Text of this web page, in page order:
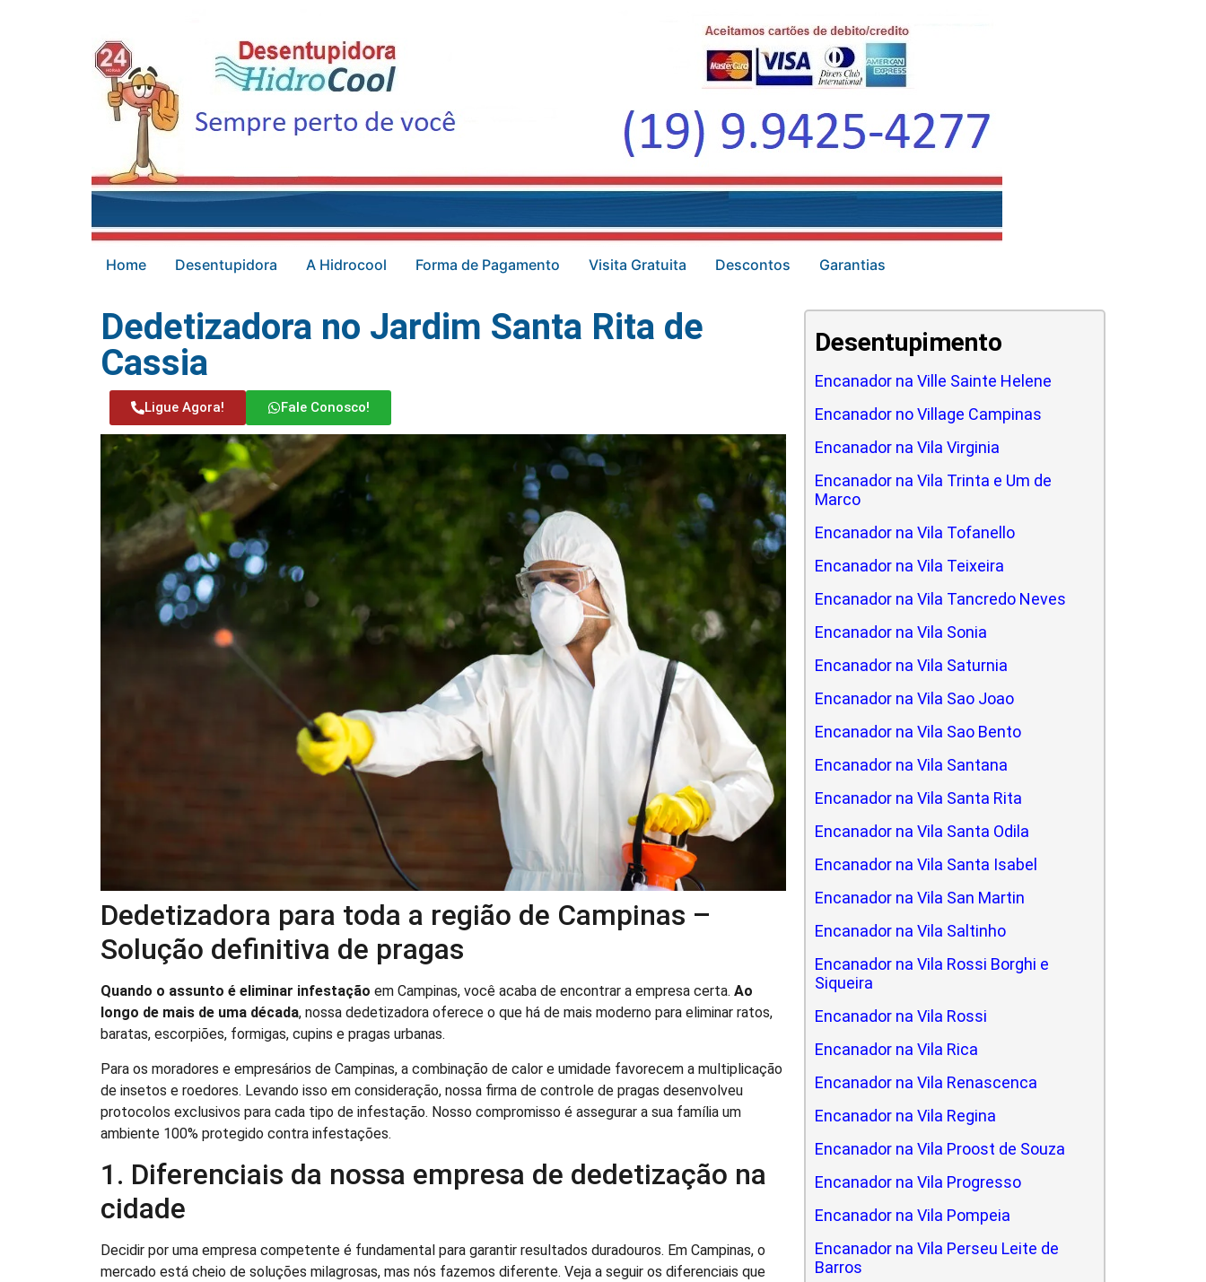
Home Desentupidora A Hidrocool Forma de Pagamento Visita Gratuita Descontos Garantias
Dedetizadora no Jardim Santa Rita de
Cassia
Ligue Agora! Fale Conosco!
Dedetizadora para toda a região de Campinas –
Solução definitiva de pragas
Quando o assunto é eliminar infestação em Campinas, você acaba de encontrar a empresa certa. Ao
longo de mais de uma década, nossa dedetizadora oferece o que há de mais moderno para eliminar ratos,
baratas, escorpiões, formigas, cupins e pragas urbanas.
Para os moradores e empresários de Campinas, a combinação de calor e umidade favorecem a multiplicação
de insetos e roedores. Levando isso em consideração, nossa firma de controle de pragas desenvolveu
protocolos exclusivos para cada tipo de infestação. Nosso compromisso é assegurar a sua família um
ambiente 100% protegido contra infestações.
1. Diferenciais da nossa empresa de dedetização na
cidade
Decidir por uma empresa competente é fundamental para garantir resultados duradouros. Em Campinas, o
mercado está cheio de soluções milagrosas, mas nós fazemos diferente. Veja a seguir os diferenciais que
Desentupimento
Encanador na Ville Sainte Helene
Encanador no Village Campinas
Encanador na Vila Virginia
Encanador na Vila Trinta e Um de
Marco
Encanador na Vila Tofanello
Encanador na Vila Teixeira
Encanador na Vila Tancredo Neves
Encanador na Vila Sonia
Encanador na Vila Saturnia
Encanador na Vila Sao Joao
Encanador na Vila Sao Bento
Encanador na Vila Santana
Encanador na Vila Santa Rita
Encanador na Vila Santa Odila
Encanador na Vila Santa Isabel
Encanador na Vila San Martin
Encanador na Vila Saltinho
Encanador na Vila Rossi Borghi e
Siqueira
Encanador na Vila Rossi
Encanador na Vila Rica
Encanador na Vila Renascenca
Encanador na Vila Regina
Encanador na Vila Proost de Souza
Encanador na Vila Progresso
Encanador na Vila Pompeia
Encanador na Vila Perseu Leite de
Barros